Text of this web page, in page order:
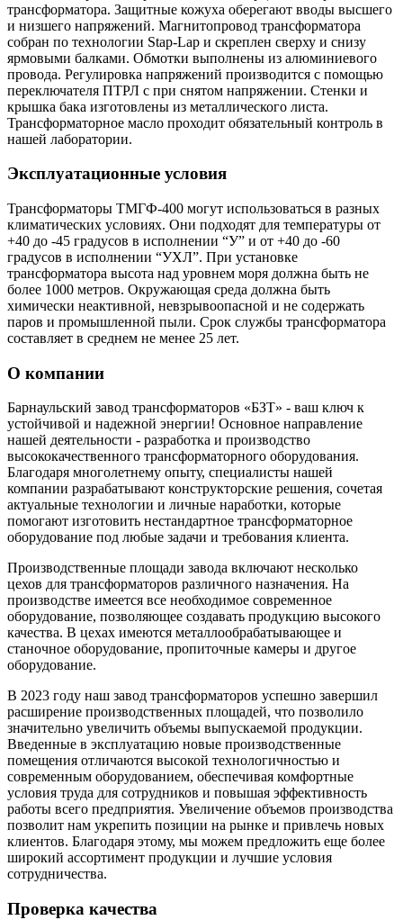
трансформатора. Защитные кожуха оберегают вводы высшего
и низшего напряжений. Магнитопровод трансформатора
собран по технологии Stap-Lap и скреплен сверху и снизу
ярмовыми балками. Обмотки выполнены из алюминиевого
провода. Регулировка напряжений производится с помощью
переключателя ПТРЛ с при снятом напряжении. Стенки и
крышка бака изготовлены из металлического листа.
Трансформаторное масло проходит обязательный контроль в
нашей лаборатории.
Эксплуатационные условия
Трансформаторы ТМГФ-400 могут использоваться в разных
климатических условиях. Они подходят для температуры от
+40 до -45 градусов в исполнении “У” и от +40 до -60
градусов в исполнении “УХЛ”. При установке
трансформатора высота над уровнем моря должна быть не
более 1000 метров. Окружающая среда должна быть
химически неактивной, невзрывоопасной и не содержать
паров и промышленной пыли. Срок службы трансформатора
составляет в среднем не менее 25 лет.
О компании
Барнаульский завод трансформаторов «БЗТ» - ваш ключ к
устойчивой и надежной энергии! Основное направление
нашей деятельности - разработка и производство
высококачественного трансформаторного оборудования.
Благодаря многолетнему опыту, специалисты нашей
компании разрабатывают конструкторские решения, сочетая
актуальные технологии и личные наработки, которые
помогают изготовить нестандартное трансформаторное
оборудование под любые задачи и требования клиента.
Производственные площади завода включают несколько
цехов для трансформаторов различного назначения. На
производстве имеется все необходимое современное
оборудование, позволяющее создавать продукцию высокого
качества. В цехах имеются металлообрабатывающее и
станочное оборудование, пропиточные камеры и другое
оборудование.
В 2023 году наш завод трансформаторов успешно завершил
расширение производственных площадей, что позволило
значительно увеличить объемы выпускаемой продукции.
Введенные в эксплуатацию новые производственные
помещения отличаются высокой технологичностью и
современным оборудованием, обеспечивая комфортные
условия труда для сотрудников и повышая эффективность
работы всего предприятия. Увеличение объемов производства
позволит нам укрепить позиции на рынке и привлечь новых
клиентов. Благодаря этому, мы можем предложить еще более
широкий ассортимент продукции и лучшие условия
сотрудничества.
Проверка качества